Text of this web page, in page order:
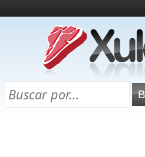
¿Qué es esto?
Directorio
Chuletas para exámenes